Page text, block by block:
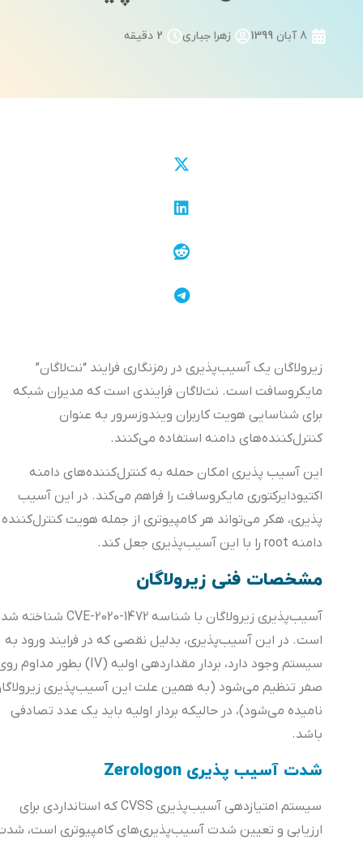
8 آبان 1399 زهرا جباری 2 دقیقه
زیرولاگان یک آسیب‌پذیری در رمزنگاری فرایند “نت‌لاگان”
مایکروسافت است. نت‌لاگان فرایندی است که مدیران شبکه
برای شناسایی هویت کاربران ویندوزسرور به عنوان
کنترل‌کننده‌های دامنه استفاده می‌کنند.
این آسیب پذیری امکان حمله به کنترل‌کننده‌های دامنه
اکتیودایرکتوری مایکروسافت را فراهم می‌کند. در این آسیب
پذیری، هکر می‌تواند هر کامپیوتری از جمله هویت کنترل‌کننده
دامنه root را با این آسیب‌پذیری جعل کند.
مشخصات فنی زیرولاگان
آسیب‌پذیری زیرولاگان با شناسه CVE-2020-1472 شناخته شده
است. در این آسیب‌پذیری، بدلیل نقصی که در فرایند ورود به
سیستم وجود دارد، بردار مقداردهی اولیه (IV) بطور مداوم روی
صفر تنظیم می‌شود (به همین علت این آسیب‌پذیری زیرولاگان
نامیده می‌شود)، در حالیکه بردار اولیه باید یک عدد تصادفی
باشد.
شدت آسیب پذیری Zerologon
سیستم امتیازدهی آسیب‌پذیری CVSS که استانداردی برای
ارزیابی و تعیین‌ شدت آسیب‌پذیری‌های کامپیوتری است، شدت